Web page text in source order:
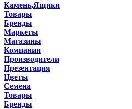
Камень,Ящики
Товары
Бренды
Маркеты
Магазины
Компании
Производители
Презентация
Цветы
Семена
Товары
Бренды